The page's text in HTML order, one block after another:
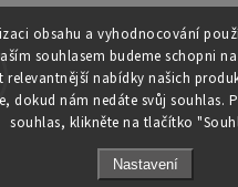
obsahu a vyhodnocování
souhlasem budeme schopni
relevantnější nabídky našich
dokud nám nedáte svůj souhlas.
souhlas, klikněte na tlačítko
Nastavení
Moje objednávka - odstoupení od
do vaší schránky!